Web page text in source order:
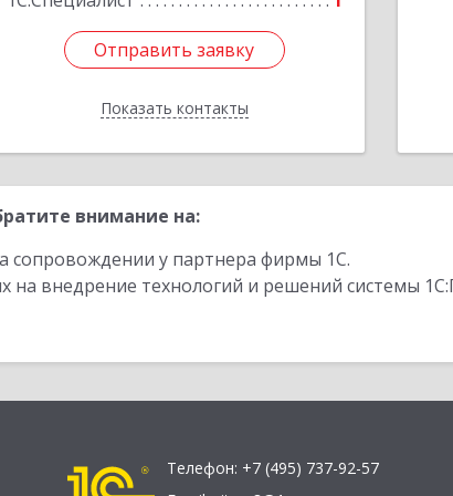
Отправить заявку
Показать контакты
Отправить заявку
Назад
внимание на:
сопровождении у партнера фирмы 1С.
на внедрение технологий и решений системы
Телефон: +7 (495) 737-92-57